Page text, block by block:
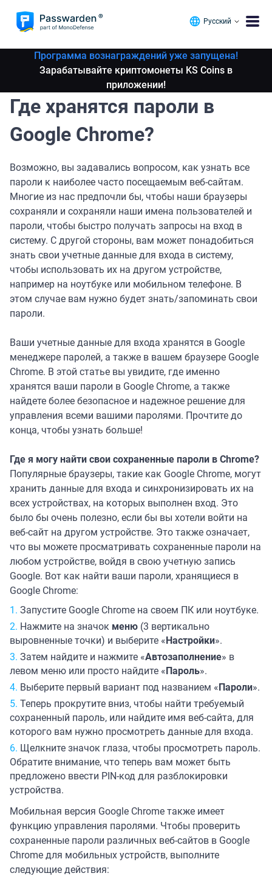
Русский
Программа вознаграждений уже запущена!
Зарабатывайте криптомонеты KS Coins в
приложении!
Где хранятся пароли в
Google Chrome?
Возможно, вы задавались вопросом, как узнать все
пароли к наиболее часто посещаемым веб-сайтам.
Многие из нас предпочли бы, чтобы наши браузеры
сохраняли и сохраняли наши имена пользователей и
пароли, чтобы быстро получать запросы на вход в
систему. С другой стороны, вам может понадобиться
знать свои учетные данные для входа в систему,
чтобы использовать их на другом устройстве,
например на ноутбуке или мобильном телефоне. В
этом случае вам нужно будет знать/запоминать свои
пароли.
Ваши учетные данные для входа хранятся в Google
менеджере паролей, а также в вашем браузере Google
Chrome. В этой статье вы увидите, где именно
хранятся ваши пароли в Google Chrome, а также
найдете более безопасное и надежное решение для
управления всеми вашими паролями. Прочтите до
конца, чтобы узнать больше!
Где я могу найти свои сохраненные пароли в Chrome?
Популярные браузеры, такие как Google Chrome, могут
хранить данные для входа и синхронизировать их на
всех устройствах, на которых выполнен вход. Это
было бы очень полезно, если бы вы хотели войти на
веб-сайт на другом устройстве. Это также означает,
что вы можете просматривать сохраненные пароли на
любом устройстве, войдя в свою учетную запись
Google. Вот как найти ваши пароли, хранящиеся в
Google Chrome:
Запустите Google Chrome на своем ПК или ноутбуке.
Нажмите на значок меню (3 вертикально
выровненные точки) и выберите «Настройки».
Затем найдите и нажмите «Автозаполнение» в
левом меню или просто найдите «Пароль».
Выберите первый вариант под названием «Пароли».
Теперь прокрутите вниз, чтобы найти требуемый
сохраненный пароль, или найдите имя веб-сайта, для
которого вам нужно просмотреть данные для входа.
Щелкните значок глаза, чтобы просмотреть пароль.
Обратите внимание, что теперь вам может быть
предложено ввести PIN-код для разблокировки
устройства.
Мобильная версия Google Chrome также имеет
функцию управления паролями. Чтобы проверить
сохраненные пароли различных веб-сайтов в Google
Chrome для мобильных устройств, выполните
следующие действия: